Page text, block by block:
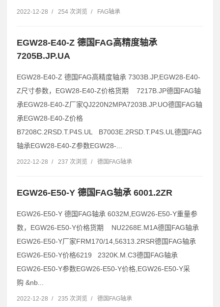
2022-12-28 / 254 次浏览 / FAG轴承
EGW28-E40-Z 德国FAG高精度轴承
7205B.JP.UA
EGW28-E40-Z 德国FAG高精度轴承 7303B.JP,EGW28-E40-
Z尺寸参数，EGW28-E40-Z价格货期 7217B.JP德国FAG轴
承EGW28-E40-Z厂家QJ220N2MPA7203B.JP.UO德国FAG轴
承EGW28-E40-Z价格
B7208C.2RSD.T.P4S.UL B7003E.2RSD.T.P4S.UL德国FAG
轴承EGW28-E40-Z参数EGW28-...
2022-12-28 / 237 次浏览 / 德国FAG轴承
EGW26-E50-Y 德国FAG轴承 6001.2ZR
EGW26-E50-Y 德国FAG轴承 6032M,EGW26-E50-Y重量参
数，EGW26-E50-Y价格货期 NU2268E.M1A德国FAG轴承
EGW26-E50-Y厂家FRM170/14,56313.2RSR德国FAG轴承
EGW26-E50-Y价格6219 2320K.M.C3德国FAG轴承
EGW26-E50-Y参数EGW26-E50-Y价格,EGW26-E50-Y采
购 &nb...
2022-12-28 / 235 次浏览 / 德国FAG轴承